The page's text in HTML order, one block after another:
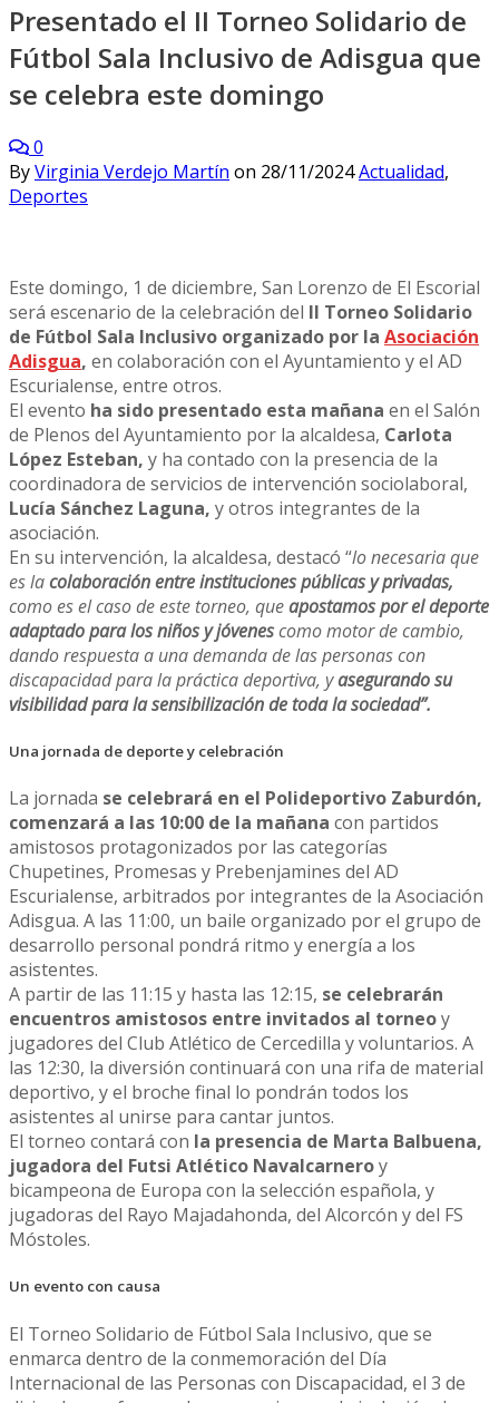
Presentado el II Torneo Solidario de
Fútbol Sala Inclusivo de Adisgua que
se celebra este domingo
0
ByVirginia Verdejo Martín on 28/11/2024Actualidad,
Deportes
Este domingo, 1 de diciembre, San Lorenzo de El Escorial
será escenario de la celebración del II Torneo Solidario
de Fútbol Sala Inclusivo organizado por la Asociación
Adisgua, en colaboración con el Ayuntamiento y el AD
Escurialense, entre otros.
El evento ha sido presentado esta mañana en el Salón
de Plenos del Ayuntamiento por la alcaldesa, Carlota
López Esteban, y ha contado con la presencia de la
coordinadora de servicios de intervención sociolaboral,
Lucía Sánchez Laguna, y otros integrantes de la
asociación.
En su intervención, la alcaldesa, destacó “lo necesaria que
es lacolaboración entre instituciones públicas y privadas,
como es el caso de este torneo, queapostamos por el deporte
adaptado para los niños y jóvenescomo motor de cambio,
dando respuesta a una demanda de las personas con
discapacidad para la práctica deportiva, yasegurando su
visibilidad para la sensibilización de toda la sociedad”.
Una jornada de deporte y celebración
La jornada se celebrará en el Polideportivo Zaburdón,
comenzará a las 10:00 de la mañana con partidos
amistosos protagonizados por las categorías
Chupetines, Promesas y Prebenjamines del AD
Escurialense, arbitrados por integrantes de la Asociación
Adisgua. A las 11:00, un baile organizado por el grupo de
desarrollo personal pondrá ritmo y energía a los
asistentes.
A partir de las 11:15 y hasta las 12:15, se celebrarán
encuentros amistosos entre invitados al torneoy
jugadores del Club Atlético de Cercedilla y voluntarios. A
las 12:30, la diversión continuará con una rifa de material
deportivo, y el broche final lo pondrán todos los
asistentes al unirse para cantar juntos.
El torneo contará con la presencia de Marta Balbuena,
jugadora del Futsi Atlético Navalcarneroy
bicampeona de Europa con la selección española, y
jugadoras del Rayo Majadahonda, del Alcorcón y del FS
Móstoles.
Un evento con causa
El Torneo Solidario de Fútbol Sala Inclusivo, que se
enmarca dentro de la conmemoración del Día
Internacional de las Personas con Discapacidad, el 3 de